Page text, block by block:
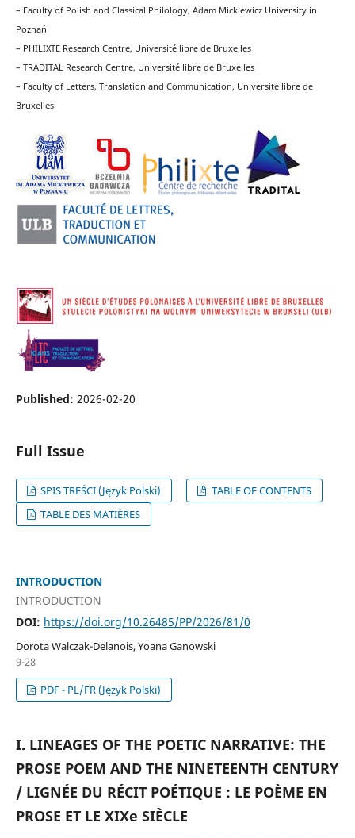
– Faculty of Polish and Classical Philology, Adam Mickiewicz University in
Poznań
– PHILIXTE Research Centre, Université libre de Bruxelles
– TRADITAL Research Centre, Université libre de Bruxelles
– Faculty of Letters, Translation and Communication, Université libre de
Bruxelles
Published: 2026-02-20
Full Issue
SPIS TREŚCI (Język Polski)
TABLE OF CONTENTS
TABLE DES MATIÈRES
INTRODUCTION
INTRODUCTION
DOI: https://doi.org/10.26485/PP/2026/81/0
Dorota Walczak-Delanois, Yoana Ganowski
9-28
PDF - PL/FR (Język Polski)
I. LINEAGES OF THE POETIC NARRATIVE: THE
PROSE POEM AND THE NINETEENTH CENTURY
/ LIGNÉE DU RÉCIT POÉTIQUE : LE POÈME EN
PROSE ET LE XIXe SIÈCLE